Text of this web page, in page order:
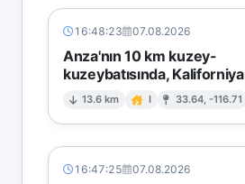
16:48:23 07.08.2026
Anza'nın 10 km kuzey-
kuzeybatısında, Kaliforniya
13.6 km I 33.64, -116.71
16:47:25 07.08.2026